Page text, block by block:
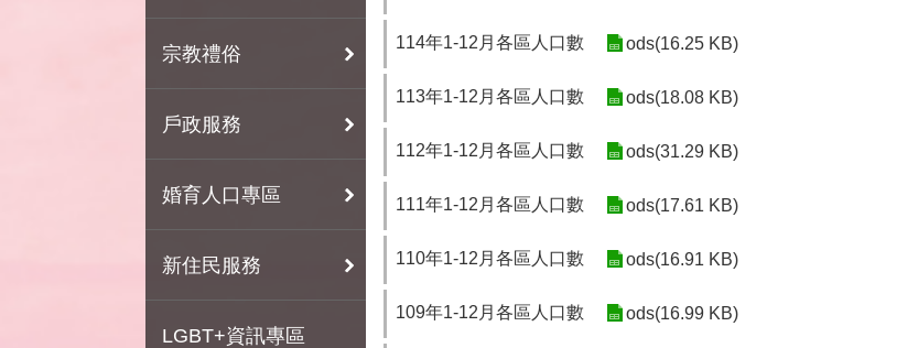
宗教禮俗
戶政服務
婚育人口專區
新住民服務
LGBT+資訊專區
114年1-12月各區人口數 ods(16.25 KB)
113年1-12月各區人口數 ods(18.08 KB)
112年1-12月各區人口數 ods(31.29 KB)
111年1-12月各區人口數 ods(17.61 KB)
110年1-12月各區人口數 ods(16.91 KB)
109年1-12月各區人口數 ods(16.99 KB)